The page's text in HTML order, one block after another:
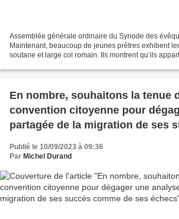
Assemblée générale ordinaire du Synode des
Maintenant, beaucoup de jeunes prêtres exhibent
soutane et large col romain. Ils montrent qu’ils
En nombre, souhaitons la tenue
convention citoyenne pour
partagée de la migration de ses
Publié le 10/09/2023 à 09:36
Par Michel Durand